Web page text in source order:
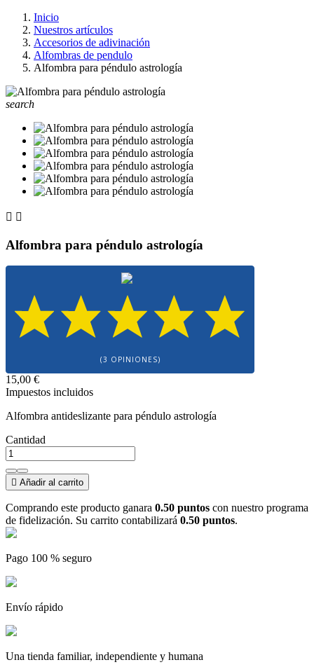
Inicio
Nuestros artículos
Accesorios de adivinación
Alfombras de pendulo
Alfombra para péndulo astrología
search
 
Alfombra para péndulo astrología
(3 OPINIONES)
15,00 €
Impuestos incluidos
Alfombra antideslizante para péndulo astrología
Cantidad
 Añadir al carrito
Comprando este producto ganara 0.50 puntos con nuestro programa
de fidelización. Su carrito contabilizará 0.50 puntos.
Pago 100 % seguro
Envío rápido
Una tienda familiar, independiente y humana